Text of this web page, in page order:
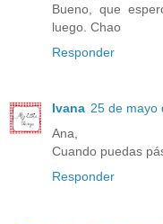
Bueno, que
luego. Chao
Responder
Ivana 25 de mayo
Ana,
Cuando puedas
Responder